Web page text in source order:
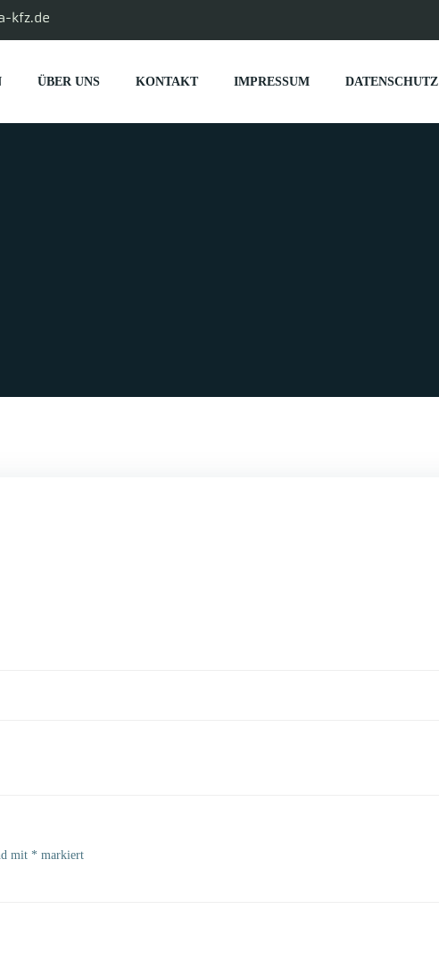
kfz.de
ÜBER UNS KONTAKT IMPRESSUM DATENSCHUTZ
mit * markiert